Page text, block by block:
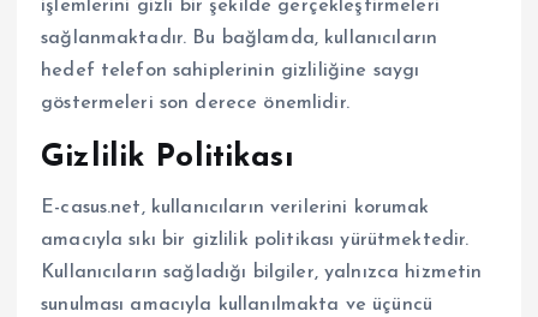
işlemlerini gizli bir şekilde gerçekleştirmeleri
sağlanmaktadır. Bu bağlamda, kullanıcıların
hedef telefon sahiplerinin gizliliğine saygı
göstermeleri son derece önemlidir.
Gizlilik Politikası
E-casus.net, kullanıcıların verilerini korumak
amacıyla sıkı bir gizlilik politikası yürütmektedir.
Kullanıcıların sağladığı bilgiler, yalnızca hizmetin
sunulması amacıyla kullanılmakta ve üçüncü